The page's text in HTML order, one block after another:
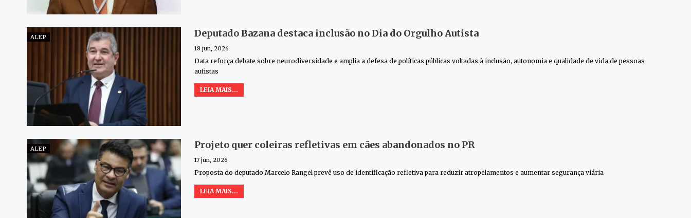
ALEP Deputado Bazana destaca inclusão no Dia do Orgulho Autista
18 jun, 2026
Data reforça debate sobre neurodiversidade e amplia a defesa de políticas públicas voltadas à inclusão, autonomia e qualidade de vida de pessoas
autistas
LEIA MAIS...
ALEP Projeto quer coleiras refletivas em cães abandonados no PR
17 jun, 2026
Proposta do deputado Marcelo Rangel prevê uso de identificação refletiva para reduzir atropelamentos e aumentar segurança viária
LEIA MAIS...